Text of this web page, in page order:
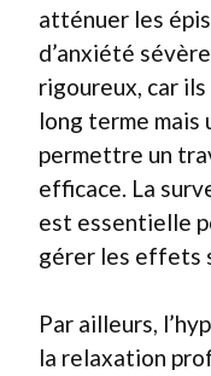
atténuer les
d’anxiété
rigoureux, car
long terme mais
permettre un
efficace. La
est essentielle
gérer les effets
Par ailleurs,
la relaxation